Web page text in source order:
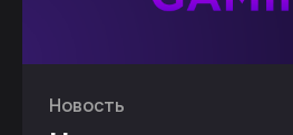
Новость